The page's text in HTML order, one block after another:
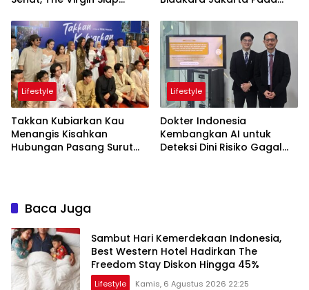
LokaryaFest 2026
Lewat Acara Where Hope
Begins
Lifestyle
Takkan Kubiarkan Kau
Menangis Kisahkan
Hubungan Pasang Surut
Lifestyle
Dokter Indonesia
Kembangkan AI untuk
Deteksi Dini Risiko Gagal
Baca Juga
Sambut Hari Kemerdekaan Indonesia,
Best Western Hotel Hadirkan The
Freedom Stay Diskon Hingga 45%
Lifestyle Kamis, 6 Agustus 2026 22:25